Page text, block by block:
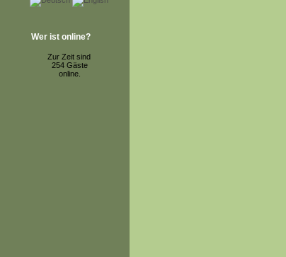
Wer ist online?
Zur Zeit sind
254 Gäste
online.